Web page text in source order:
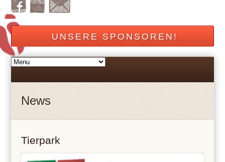
UNSERE SPONSOREN!
News
Tierpark